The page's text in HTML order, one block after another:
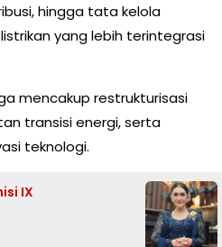
hingga tata kelola
yang lebih terintegrasi
mencakup restrukturisasi
transisi energi, serta
teknologi.
IX